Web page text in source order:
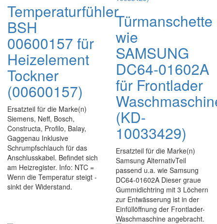
Temperaturfühler
BSH
00600157 für
Heizelement
Tockner
(00600157)
Ersatzteil für die Marke(n)
Siemens, Neff, Bosch,
Constructa, Profilo, Balay,
Gaggenau Inklusive
Schrumpfschlauch für das
Anschlusskabel. Befindet sich
am Heizregister. Info: NTC =
Wenn die Temperatur steigt -
sinkt der Widerstand.
Türmanschette
wie
SAMSUNG
DC64-01602A
für Frontlader
(KD-
10033429)
Ersatzteil für die Marke(n)
Samsung AlternativTeil
passend u.a. wie Samsung
DC64-01602A Dieser graue
Gummidichtring mit 3 Löchern
zur Entwässerung ist in der
Einfüllöffnung der Frontlader-
Waschmaschine angebracht.